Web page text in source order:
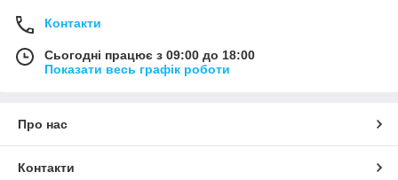
Контакти
Сьогодні працює з 09:00 до 18:00
Показати весь графік роботи
Про нас
Контакти